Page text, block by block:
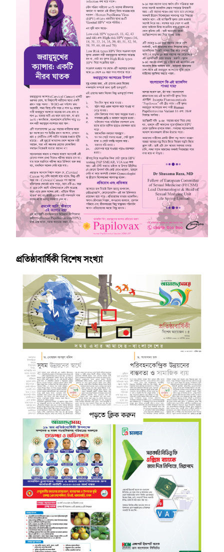
প্রতিষ্ঠাবার্ষিকী বিশেষ সংখ্যা
পড়তে ক্লিক করুন